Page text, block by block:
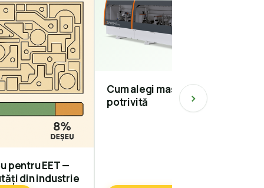
pentru EET —
din industrie
Cum alegi mașina de căntuit
potrivită